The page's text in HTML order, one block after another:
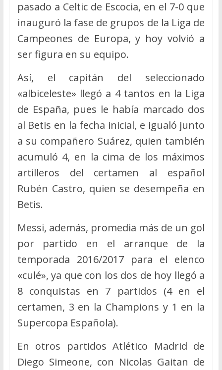
pasado a Celtic de Escocia, en el 7-0 que
inauguró la fase de grupos de la Liga de
Campeones de Europa, y hoy volvió a
ser figura en su equipo.
Así, el capitán del seleccionado
«albiceleste» llegó a 4 tantos en la Liga
de España, pues le había marcado dos
al Betis en la fecha inicial, e igualó junto
a su compañero Suárez, quien también
acumuló 4, en la cima de los máximos
artilleros del certamen al español
Rubén Castro, quien se desempeña en
Betis.
Messi, además, promedia más de un gol
por partido en el arranque de la
temporada 2016/2017 para el elenco
«culé», ya que con los dos de hoy llegó a
8 conquistas en 7 partidos (4 en el
certamen, 3 en la Champions y 1 en la
Supercopa Española).
En otros partidos Atlético Madrid de
Diego Simeone, con Nicolas Gaitan de